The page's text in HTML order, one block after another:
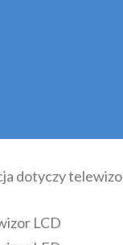
dotyczy
LCD